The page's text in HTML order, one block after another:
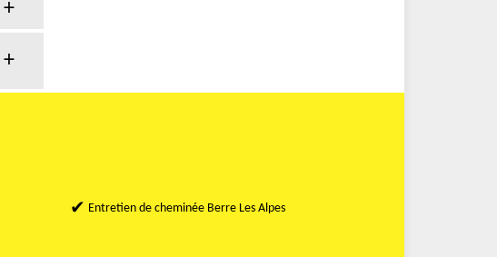
Entretien de cheminée Berre Les Alpes